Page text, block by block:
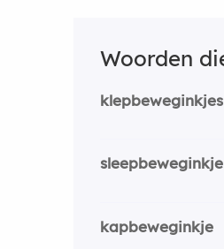
Woorden
klepbeweginkjes
sleepbeweginkje
kapbeweginkje